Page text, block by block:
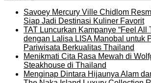
Savoey Mercury Ville Chidlom
Siap Jadi Destinasi Kuliner Favorit
TAT Luncurkan Kampanye “Feel All
dengan Lalisa LISA Manobal untuk
Pariwisata Berkualitas Thailand
Menikmati Cita Rasa Mewah di
Steakhouse di Thailand
Menginap Dintara Hijaunya Alam